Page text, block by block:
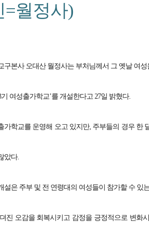
월정사)
구본사 오대산 월정사는 부처님께서 그 옛날 여
여성출가학교’를 개설한다고 27일 밝혔다.
가학교를 운영해 오고 있지만, 주부들의 경우 한
았다.
설은 주부 및 전 연령대의 여성들이 참가할 수 있
진 오감을 회복시키고 감정을 긍정적으로 변화